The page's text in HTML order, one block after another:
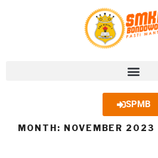
SPMB
MONTH: NOVEMBER 2023